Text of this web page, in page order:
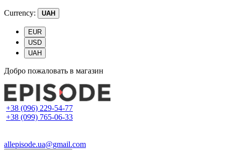
Currency: UAH
EUR
USD
UAH
Добро пожаловать в магазин
+38 (096) 229-54-77
+38 (099) 765-06-33
allepisode.ua@gmail.com